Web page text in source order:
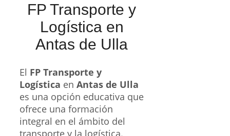
FP Transporte y
Logística en
Antas de Ulla
El FP Transporte y
Logística en Antas de Ulla
es una opción educativa que
ofrece una formación
integral en el ámbito del
transporte y la logística.